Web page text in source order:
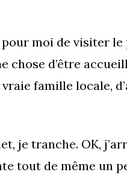
moi de visiter le
chose d’être
famille locale,
je tranche. OK,
tout de même un